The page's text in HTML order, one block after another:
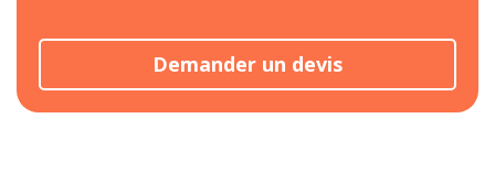
Demander un devis